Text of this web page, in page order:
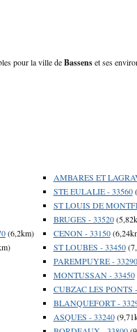
pour la ville deBassenset ses
(6,2km)
AMBARES ET
STE EULALIE - 33560
ST LOUIS DE
BRUGES - 33520
CENON - 33150
ST LOUBES - 33450
PAREMPUYRE - 33290
MONTUSSAN - 33450
CUBZAC LES PONTS
BLANQUEFORT -
ASQUES - 33240